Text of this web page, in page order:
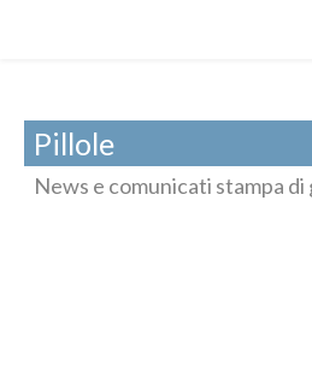
Pillole
News e comunicati stampa